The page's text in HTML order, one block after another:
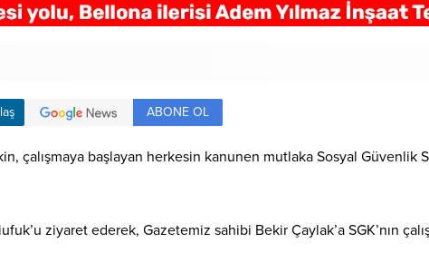
ABONE OL
çalışmaya başlayan herkesin kanunen mutlaka Sosyal Güvenlik
ziyaret ederek, Gazetemiz sahibi Bekir Çaylak’a SGK’nın